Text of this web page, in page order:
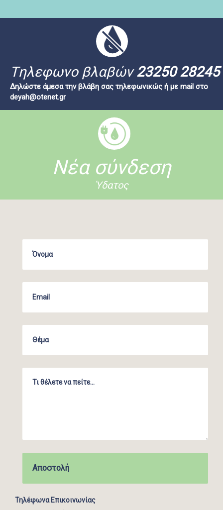
Tηλεφωνο βλαβών23250 28245
Δηλώστε άμεσα την βλάβη σας τηλεφωνικώς ή με mail στο
deyah@otenet.gr
Νέα σύνδεση
Ύδατος
Τηλέφωνα Επικοινωνίας